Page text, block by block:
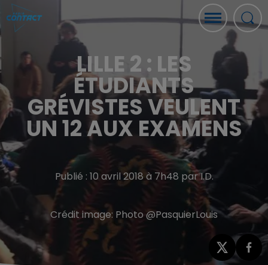
LILLE 2 : LES
ÉTUDIANTS
GRÉVISTES VEULENT
UN 12 AUX EXAMENS
Publié : 10 avril 2018 à 7h48 par I.D.
Crédit image: Photo @PasquierLouis